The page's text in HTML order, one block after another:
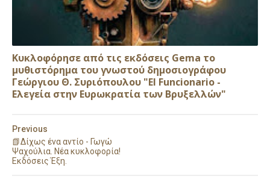
Κυκλοφόρησε από τις εκδόσεις Gema το
μυθιστόρημα του γνωστού δημοσιογράφου
Γεώργιου Θ. Συριόπουλου "El Funcionario -
Ελεγεία στην Ευρωκρατία των Βρυξελλών"
Previous
📗Δίχως ένα αντίο - Γωγώ
Ψαχούλια. Νέα κυκλοφορία!
Εκδόσεις Έξη.